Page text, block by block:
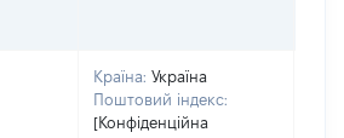
Країна: Україна
Поштовий індекс:
[Конфіденційна